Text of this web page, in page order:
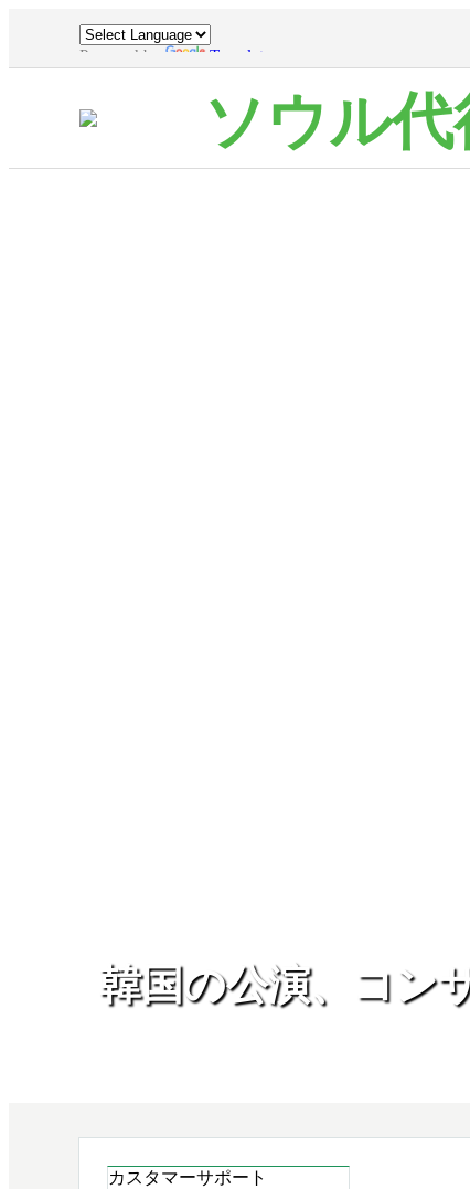
Powered by Translate
ソウル
韓国の公演、コン
カスタマーサポート